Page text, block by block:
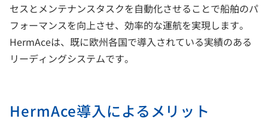
セスとメンテナンスタスクを自動化させることで船舶のパ
フォーマンスを向上させ、効率的な運航を実現します。
HermAceは、既に欧州各国で導入されている実績のある
リーディングシステムです。
HermAce導入によるメリット